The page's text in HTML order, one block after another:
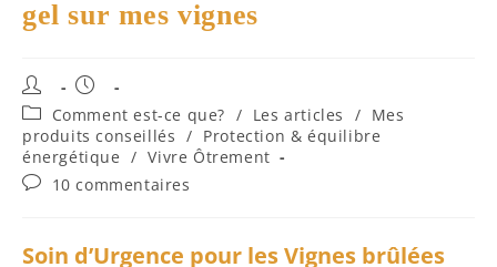
gel sur mes vignes
Auteur/autrice
de
la
publication :
Publication
publiée :
Post
category:
Comment est-ce que? / Les articles / Mes
produits conseillés / Protection & équilibre
énergétique / Vivre Ôtrement
Commentaires
publication :
10 commentaires
Soin d’Urgence pour les Vignes brûlées